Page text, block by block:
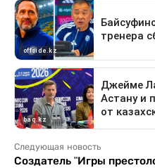
Следующая новость
Создатель "Игры